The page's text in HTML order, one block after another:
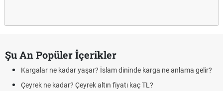
Şu An Popüler İçerikler
Kargalar ne kadar yaşar? İslam dininde karga ne anlama gelir?
Çeyrek ne kadar? Çeyrek altın fiyatı kaç TL?